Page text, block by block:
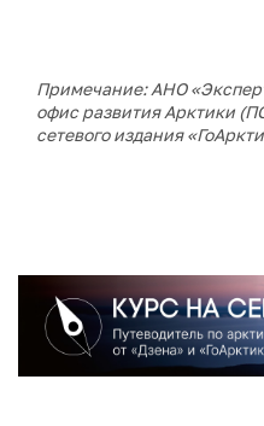
Примечание: АНО
офис развития Арктики
сетевого издания